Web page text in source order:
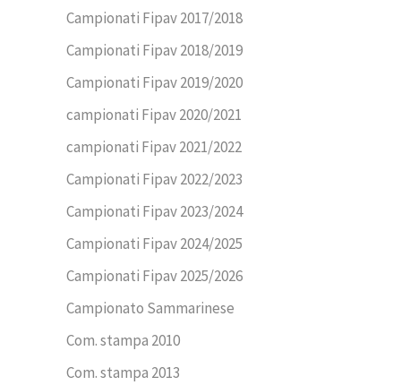
Campionati Fipav 2017/2018
Campionati Fipav 2018/2019
Campionati Fipav 2019/2020
campionati Fipav 2020/2021
campionati Fipav 2021/2022
Campionati Fipav 2022/2023
Campionati Fipav 2023/2024
Campionati Fipav 2024/2025
Campionati Fipav 2025/2026
Campionato Sammarinese
Com. stampa 2010
Com. stampa 2013